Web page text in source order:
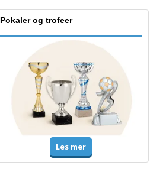
Pokaler og trofeer
Les mer